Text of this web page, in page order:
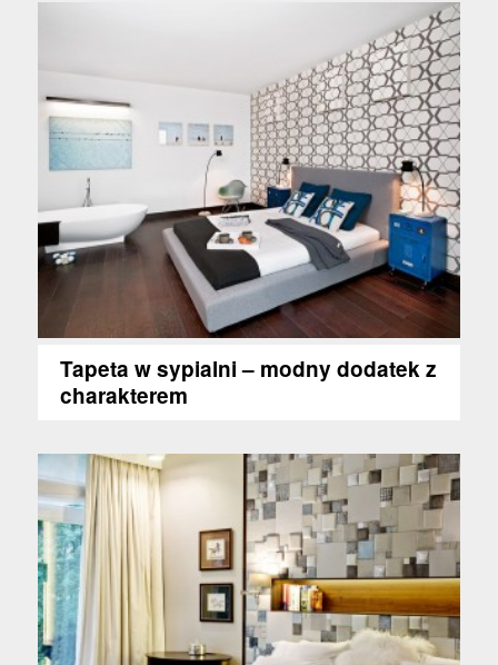
Tapeta w sypialni – modny dodatek z
charakterem